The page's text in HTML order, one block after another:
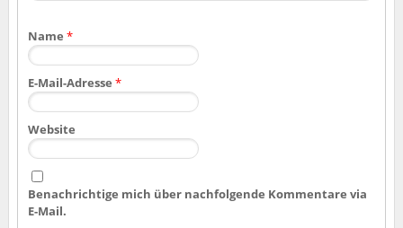
Name *
E-Mail-Adresse *
Website
Benachrichtige mich über nachfolgende Kommentare via
E-Mail.